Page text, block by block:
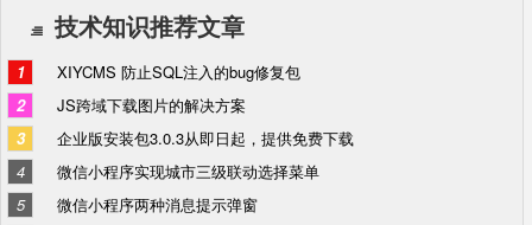
技术知识推荐文章
1
XIYCMS 防止SQL注入的bug修复包
2
JS跨域下载图片的解决方案
3
企业版安装包3.0.3从即日起，提供免费下载
4
微信小程序实现城市三级联动选择菜单
5
微信小程序两种消息提示弹窗